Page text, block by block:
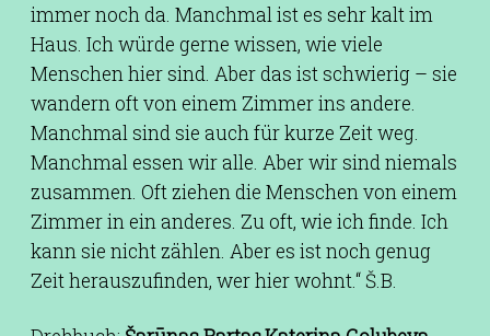
immer noch da. Manchmal ist es sehr kalt im
Haus. Ich würde gerne wissen, wie viele
Menschen hier sind. Aber das ist schwierig – sie
wandern oft von einem Zimmer ins andere.
Manchmal sind sie auch für kurze Zeit weg.
Manchmal essen wir alle. Aber wir sind niemals
zusammen. Oft ziehen die Menschen von einem
Zimmer in ein anderes. Zu oft, wie ich finde. Ich
kann sie nicht zählen. Aber es ist noch genug
Zeit herauszufinden, wer hier wohnt.“ Š.B.